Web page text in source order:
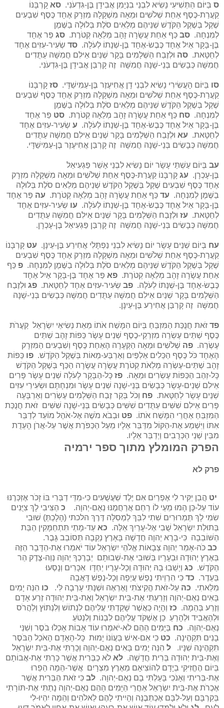
ס בַּיּוֹם הַתְּשִׁיעִי נָשִׂיא לִבְנֵי בִנְיָמִן אֲבִידָן בֶּן-גִּדְעֹנִי. סא קָרְבָּנוֹ
קַעֲרַת-כֶּסֶף אַחַת שְׁלֹשִׁים וּמֵאָה מִשְׁקָלָהּ מִזְרָק אֶחָד כֶּסֶף שִׁבְעִים
שֶׁקֶל בְּשֶׁקֶל הַקֹּדֶשׁ שְׁנֵיהֶם מְלֵאִים סֹלֶת בְּלוּלָה בַשֶּׁמֶן
לְמִנְחָה. סב כַּף אַחַת עֲשָׂרָה זָהָב מְלֵאָה קְטֹרֶת. סג פַּר אֶחָד
בֶּן-בָּקָר אַיִל אֶחָד כֶּבֶשׂ-אֶחָד בֶּן-שְׁנָתוֹ לְעֹלָה. סד שְׂעִיר-עִזִּים אֶחָד
לְחַטָּאת. סה וּלְזֶבַח הַשְּׁלָמִים בָּקָר שְׁנַיִם אֵילִם חֲמִשָּׁה עַתֻּדִים
חֲמִשָּׁה כְּבָשִׂים בְּנֵי-שָׁנָה חֲמִשָּׁה זֶה קָרְבַּן אֲבִידָן בֶּן-גִּדְעֹנִי.
סו בַּיּוֹם הָעֲשִׂירִי נָשִׂיא לִבְנֵי דָן אֲחִיעֶזֶר בֶּן-עַמִּישַׁדָּי. סז קָרְבָּנוֹ
קַעֲרַת-כֶּסֶף אַחַת שְׁלֹשִׁים וּמֵאָה מִשְׁקָלָהּ מִזְרָק אֶחָד כֶּסֶף שִׁבְעִים
שֶׁקֶל בְּשֶׁקֶל הַקֹּדֶשׁ שְׁנֵיהֶם מְלֵאִים סֹלֶת בְּלוּלָה בַשֶּׁמֶן
לְמִנְחָה. סח כַּף אַחַת עֲשָׂרָה זָהָב מְלֵאָה קְטֹרֶת. סט פַּר אֶחָד
בֶּן-בָּקָר אַיִל אֶחָד כֶּבֶשׂ-אֶחָד בֶּן-שְׁנָתוֹ לְעֹלָה. ע שְׂעִיר-עִזִּים אֶחָד
לְחַטָּאת. עא וּלְזֶבַח הַשְּׁלָמִים בָּקָר שְׁנַיִם אֵילִם חֲמִשָּׁה עַתֻּדִים
חֲמִשָּׁה כְּבָשִׂים בְּנֵי-שָׁנָה חֲמִשָּׁה זֶה קָרְבַּן אֲחִיעֶזֶר בֶּן-עַמִּישַׁדָּי.
עב בְּיוֹם עַשְׁתֵּי עָשָׂר יוֹם נָשִׂיא לִבְנֵי אָשֵׁר פַּגְעִיאֵל
בֶּן-עָכְרָן. עג קָרְבָּנוֹ קַעֲרַת-כֶּסֶף אַחַת שְׁלֹשִׁים וּמֵאָה מִשְׁקָלָהּ מִזְרָק
אֶחָד כֶּסֶף שִׁבְעִים שֶׁקֶל בְּשֶׁקֶל הַקֹּדֶשׁ שְׁנֵיהֶם מְלֵאִים סֹלֶת בְּלוּלָה
בַשֶּׁמֶן לְמִנְחָה. עד כַּף אַחַת עֲשָׂרָה זָהָב מְלֵאָה קְטֹרֶת. עה פַּר אֶחָד
בֶּן-בָּקָר אַיִל אֶחָד כֶּבֶשׂ-אֶחָד בֶּן-שְׁנָתוֹ לְעֹלָה. עו שְׂעִיר-עִזִּים אֶחָד
לְחַטָּאת. עז וּלְזֶבַח הַשְּׁלָמִים בָּקָר שְׁנַיִם אֵילִם חֲמִשָּׁה עַתֻּדִים
חֲמִשָּׁה כְּבָשִׂים בְּנֵי-שָׁנָה חֲמִשָּׁה זֶה קָרְבַּן פַּגְעִיאֵל בֶּן-עָכְרָן.
עח בְּיוֹם שְׁנֵים עָשָׂר יוֹם נָשִׂיא לִבְנֵי נַפְתָּלִי אֲחִירַע בֶּן-עֵינָן. עט קָרְבָּנוֹ
קַעֲרַת-כֶּסֶף אַחַת שְׁלֹשִׁים וּמֵאָה מִשְׁקָלָהּ מִזְרָק אֶחָד כֶּסֶף שִׁבְעִים
שֶׁקֶל בְּשֶׁקֶל הַקֹּדֶשׁ שְׁנֵיהֶם מְלֵאִים סֹלֶת בְּלוּלָה בַשֶּׁמֶן לְמִנְחָה. פ כַּף
אַחַת עֲשָׂרָה זָהָב מְלֵאָה קְטֹרֶת. פא פַּר אֶחָד בֶּן-בָּקָר אַיִל אֶחָד
כֶּבֶשׂ-אֶחָד בֶּן-שְׁנָתוֹ לְעֹלָה. פב שְׂעִיר-עִזִּים אֶחָד לְחַטָּאת. פג וּלְזֶבַח
הַשְּׁלָמִים בָּקָר שְׁנַיִם אֵילִם חֲמִשָּׁה עַתֻּדִים חֲמִשָּׁה כְּבָשִׂים בְּנֵי-שָׁנָה
חֲמִשָּׁה זֶה קָרְבַּן אֲחִירַע בֶּן-עֵינָן.
פד זֹאת חֲנֻכַּת הַמִּזְבֵּחַ בְּיוֹם הִמָּשַׁח אֹתוֹ מֵאֵת נְשִׂיאֵי יִשְׂרָאֵל קַעֲרֹת
כֶּסֶף שְׁתֵּים עֶשְׂרֵה מִזְרְקֵי-כֶסֶף שְׁנֵים עָשָׂר כַּפּוֹת זָהָב שְׁתֵּים
עֶשְׂרֵה. פה שְׁלֹשִׁים וּמֵאָה הַקְּעָרָה הָאַחַת כֶּסֶף וְשִׁבְעִים הַמִּזְרָק
הָאֶחָד כֹּל כֶּסֶף הַכֵּלִים אַלְפַּיִם וְאַרְבַּע-מֵאוֹת בְּשֶׁקֶל הַקֹּדֶשׁ. פו כַּפּוֹת
זָהָב שְׁתֵּים-עֶשְׂרֵה מְלֵאֹת קְטֹרֶת עֲשָׂרָה עֲשָׂרָה הַכַּף בְּשֶׁקֶל הַקֹּדֶשׁ
כָּל-זְהַב הַכַּפּוֹת עֶשְׂרִים וּמֵאָה. פז כָּל-הַבָּקָר לָעֹלָה שְׁנֵים עָשָׂר פָּרִים
אֵילִם שְׁנֵים-עָשָׂר כְּבָשִׂים בְּנֵי-שָׁנָה שְׁנֵים עָשָׂר וּמִנְחָתָם וּשְׂעִירֵי עִזִּים
שְׁנֵים עָשָׂר לְחַטָּאת. פח וְכֹל בְּקַר זֶבַח הַשְּׁלָמִים עֶשְׂרִים וְאַרְבָּעָה
פָּרִים אֵילִם שִׁשִּׁים עַתֻּדִים שִׁשִּׁים כְּבָשִׂים בְּנֵי-שָׁנָה שִׁשִּׁים זֹאת חֲנֻכַּת
הַמִּזְבֵּחַ אַחֲרֵי הִמָּשַׁח אֹתוֹ. פט וּבְבֹא מֹשֶׁה אֶל-אֹהֶל מוֹעֵד לְדַבֵּר
אִתּוֹ וַיִּשְׁמַע אֶת-הַקּוֹל מִדַּבֵּר אֵלָיו מֵעַל הַכַּפֹּרֶת אֲשֶׁר עַל-אֲרֹן הָעֵדֻת
מִבֵּין שְׁנֵי הַכְּרֻבִים וַיְדַבֵּר אֵלָיו.
הפרק המומלץ מתוך ספר ירמיה
פרק לא
יט הֲבֵן יַקִּיר לִי אֶפְרַיִם אִם יֶלֶד שַׁעֲשֻׁעִים כִּי-מִדֵּי דַבְּרִי בּוֹ זָכֹר אֶזְכְּרֶנּוּ
עוֹד עַל-כֵּן הָמוּ מֵעַי לוֹ רַחֵם אֲרַחֲמֶנּוּ נְאֻם-יְהוָה. כ הַצִּיבִי לָךְ צִיֻּנִים
שִׂמִי לָךְ תַּמְרוּרִים שִׁתִי לִבֵּךְ לַמְסִלָּה דֶּרֶךְ הלכתי (הָלָכְתְּ) שׁוּבִי
בְּתוּלַת יִשְׂרָאֵל שֻׁבִי אֶל-עָרַיִךְ אֵלֶּה. כא עַד-מָתַי תִּתְחַמָּקִין הַבַּת
הַשּׁוֹבֵבָה כִּי-בָרָא יְהוָה חֲדָשָׁה בָּאָרֶץ נְקֵבָה תְּסוֹבֵב גָּבֶר.
כב כֹּה-אָמַר יְהוָה צְבָאוֹת אֱלֹהֵי יִשְׂרָאֵל עוֹד יֹאמְרוּ אֶת-הַדָּבָר הַזֶּה
בְּאֶרֶץ יְהוּדָה וּבְעָרָיו בְּשׁוּבִי אֶת-שְׁבוּתָם יְבָרֶכְךָ יְהוָה נְוֵה-צֶדֶק הַר
הַקֹּדֶשׁ. כג וְיָשְׁבוּ בָהּ יְהוּדָה וְכָל-עָרָיו יַחְדָּו אִכָּרִים וְנָסְעוּ
בַּעֵדֶר. כד כִּי הִרְוֵיתִי נֶפֶשׁ עֲיֵפָה וְכָל-נֶפֶשׁ דָּאֲבָה
מִלֵּאתִי. כה עַל-זֹאת הֱקִיצֹתִי וָאֶרְאֶה וּשְׁנָתִי עָרְבָה לִּי. כו הִנֵּה יָמִים
בָּאִים נְאֻם-יְהוָה וְזָרַעְתִּי אֶת-בֵּית יִשְׂרָאֵל וְאֶת-בֵּית יְהוּדָה זֶרַע אָדָם
וְזֶרַע בְּהֵמָה. כז וְהָיָה כַּאֲשֶׁר שָׁקַדְתִּי עֲלֵיהֶם לִנְתוֹשׁ וְלִנְתוֹץ וְלַהֲרֹס
וּלְהַאֲבִיד וּלְהָרֵעַ כֵּן אֶשְׁקֹד עֲלֵיהֶם לִבְנוֹת וְלִנְטֹעַ
נְאֻם-יְהוָה. כח בַּיָּמִים הָהֵם לֹא-יֹאמְרוּ עוֹד אָבוֹת אָכְלוּ בֹסֶר וְשִׁנֵּי
בָנִים תִּקְהֶינָה. כט כִּי אִם-אִישׁ בַּעֲו‍ֹנוֹ יָמוּת כָּל-הָאָדָם הָאֹכֵל הַבֹּסֶר
תִּקְהֶינָה שִׁנָּיו. ל הִנֵּה יָמִים בָּאִים נְאֻם-יְהוָה וְכָרַתִּי אֶת-בֵּית יִשְׂרָאֵל
וְאֶת-בֵּית יְהוּדָה בְּרִית חֲדָשָׁה. לא לֹא כַבְּרִית אֲשֶׁר כָּרַתִּי אֶת-אֲבוֹתָם
בְּיוֹם הֶחֱזִיקִי בְיָדָם לְהוֹצִיאָם מֵאֶרֶץ מִצְרָיִם אֲשֶׁר-הֵמָּה הֵפֵרוּ
אֶת-בְּרִיתִי וְאָנֹכִי בָּעַלְתִּי בָם נְאֻם-יְהוָה. לב כִּי זֹאת הַבְּרִית אֲשֶׁר
אֶכְרֹת אֶת-בֵּית יִשְׂרָאֵל אַחֲרֵי הַיָּמִים הָהֵם נְאֻם-יְהוָה נָתַתִּי אֶת-תּוֹרָתִי
בְּקִרְבָּם וְעַל-לִבָּם אֶכְתְּבֶנָּה וְהָיִיתִי לָהֶם לֵאלֹהִים וְהֵמָּה יִהְיוּ-לִי